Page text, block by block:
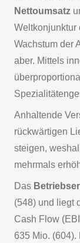
Nettoumsatz
Weltkonjunktur
Wachstum der
aber. Mittels
Anhaltende
rückwärtigen
steigen,
mehrmals
Das
(548) und liegt
Cash Flow
635 Mio. (604).